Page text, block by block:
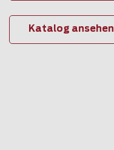
Katalog ansehen